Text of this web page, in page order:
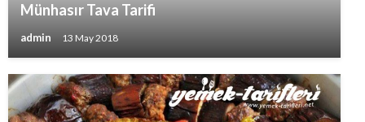
Münhasır Tava Tarifi
admin 13 May 2018